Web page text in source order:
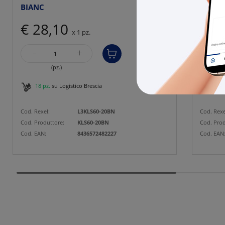
BIANC
€ 28,10 x 1 pz.
- +
(pz.)
18 pz. su Logistico Brescia
Cod. Rexel:
L3KLS60-20BN
Cod. Produttore:
KLS60-20BN
Cod. EAN:
8436572482227
BN
€
-
170
Cod.
Cod.
Cod. EAN: